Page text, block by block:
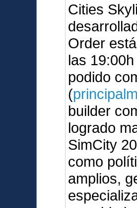
Cities
Order
las
podido
(
builder
logrado
SimCity
como
amplios,